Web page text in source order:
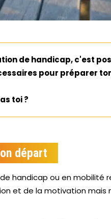
de handicap, c'est
pour préparer
toi ?
départ
handicap ou en mobilité
et de la motivation mais